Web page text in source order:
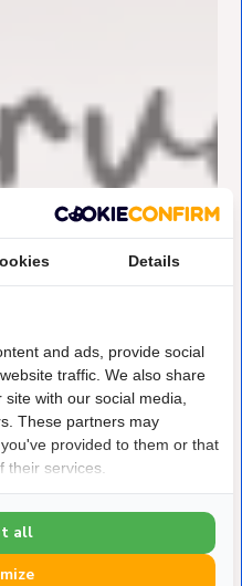
Details
and ads, provide social
traffic. We also share
with our social media,
These partners may
provided to them or that
services.
all